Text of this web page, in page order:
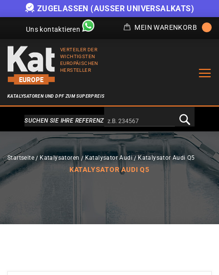
ZUGELASSEN (AUSSER UNIVERSALKATS)
Uns kontaktieren MEIN WARENKORB
VERTEILER DER
WICHTIGSTEN
EUROPÄISCHEN
HERSTELLER
KATALYSATOREN UND DPF ZUM SUPERPREIS
Alternativa a Doofinder
SUCHEN SIE IHRE REFERENZ
Startseite Katalysatoren Katalysator Audi Katalysator Audi Q5
KATALYSATOR AUDI Q5